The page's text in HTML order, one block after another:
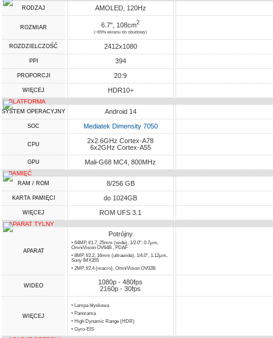
RODZAJ AMOLED, 120Hz
ROZMIAR 6.7", 108cm2
(~89% ekranu do obudowy)
ROZDZIELCZOŚĆ 2412x1080
PPI 394
PROPORCJI 20:9
WIĘCEJ HDR10+
PLATFORMA
SYSTEM OPERACYJNY Android 14
SOC Mediatek Dimensity 7050
CPU
2x2.6GHz Cortex-A78
6x2GHz Cortex-A55
GPU Mali-G68 MC4, 800MHz
PAMIĘĆ
RAM / ROM 8/256 GB
KARTA PAMIĘCI do 1024GB
WIĘCEJ ROM UFS 3.1
APARAT TYLNY
APARAT
Potrójny
• 64MP, f/1.7, 25mm (wide), 1/2.0", 0.7µm,
OmniVision OV64B , PDAF
• 8MP, f/2.2, 16mm (ultrawide), 1/4.0", 1.12µm,
Sony IMX355
• 2MP, f/2.4 (macro), OmniVision OV02B
WIDEO
1080p - 480fps
2160p - 30fps
WIĘCEJ
• Lampa błyskowa
• Panorama
• High Dynamic Range (HDR)
• Gyro-EIS